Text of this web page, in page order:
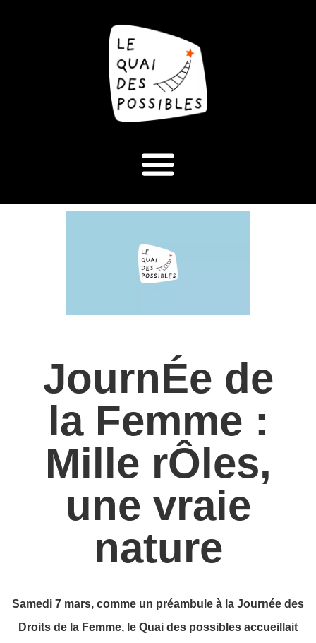
JournÉe de
la Femme :
Mille rÔles,
une vraie
nature
Samedi 7 mars, comme un préambule à la Journée des
Droits de la Femme, le Quai des possibles accueillait